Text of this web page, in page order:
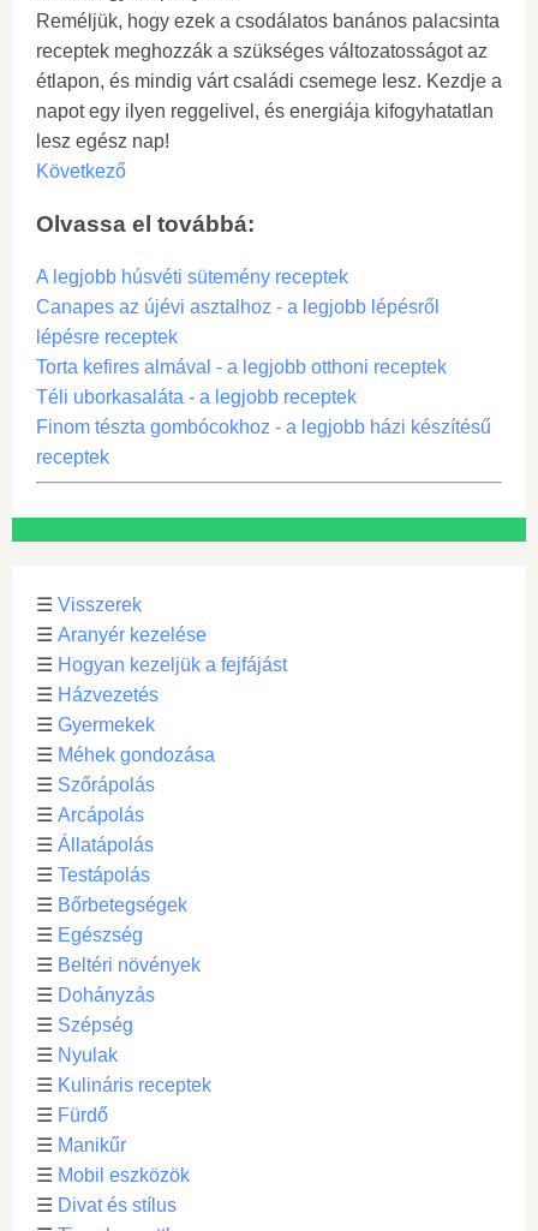
Reméljük, hogy ezek a csodálatos banános palacsinta
receptek meghozzák a szükséges változatosságot az
étlapon, és mindig várt családi csemege lesz. Kezdje a
napot egy ilyen reggelivel, és energiája kifogyhatatlan
lesz egész nap!
Következő
Olvassa el továbbá:
A legjobb húsvéti sütemény receptek
Canapes az újévi asztalhoz - a legjobb lépésről
lépésre receptek
Torta kefires almával - a legjobb otthoni receptek
Téli uborkasaláta - a legjobb receptek
Finom tészta gombócokhoz - a legjobb házi készítésű
receptek
☰ Visszerek
☰ Aranyér kezelése
☰ Hogyan kezeljük a fejfájást
☰ Házvezetés
☰ Gyermekek
☰ Méhek gondozása
☰ Szőrápolás
☰ Arcápolás
☰ Állatápolás
☰ Testápolás
☰ Bőrbetegségek
☰ Egészség
☰ Beltéri növények
☰ Dohányzás
☰ Szépség
☰ Nyulak
☰ Kulináris receptek
☰ Fürdő
☰ Manikűr
☰ Mobil eszközök
☰ Divat és stílus